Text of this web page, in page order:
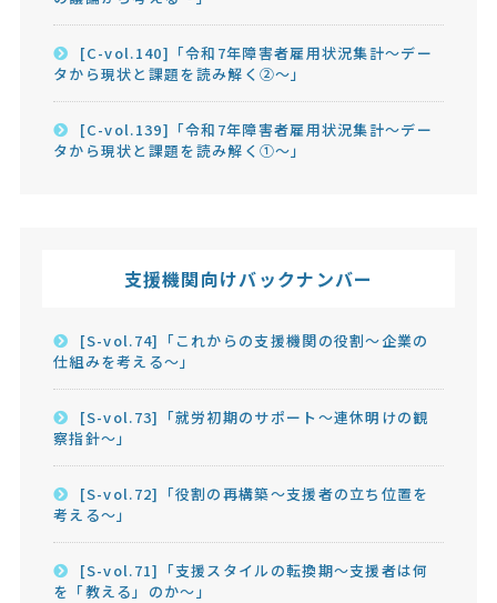
[C-vol.140]「令和7年障害者雇用状況集計～デー
タから現状と課題を読み解く②～」
[C-vol.139]「令和7年障害者雇用状況集計～デー
タから現状と課題を読み解く①～」
支援機関向けバックナンバー
[S-vol.74]「これからの支援機関の役割～企業の
仕組みを考える～」
[S-vol.73]「就労初期のサポート～連休明けの観
察指針～」
[S-vol.72]「役割の再構築～支援者の立ち位置を
考える～」
[S-vol.71]「支援スタイルの転換期～支援者は何
を「教える」のか～」